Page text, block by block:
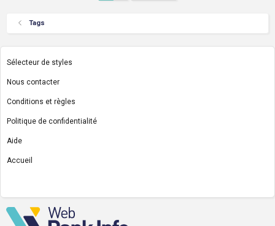
Tags
Sélecteur de styles
Nous contacter
Conditions et règles
Politique de confidentialité
Aide
Accueil